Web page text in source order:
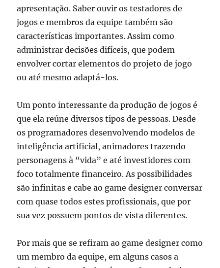
apresentação. Saber ouvir os testadores de
jogos e membros da equipe também são
características importantes. Assim como
administrar decisões difíceis, que podem
envolver cortar elementos do projeto de jogo
ou até mesmo adaptá-los.
Um ponto interessante da produção de jogos é
que ela reúne diversos tipos de pessoas. Desde
os programadores desenvolvendo modelos de
inteligência artificial, animadores trazendo
personagens à “vida” e até investidores com
foco totalmente financeiro. As possibilidades
são infinitas e cabe ao game designer conversar
com quase todos estes profissionais, que por
sua vez possuem pontos de vista diferentes.
Por mais que se refiram ao game designer como
um membro da equipe, em alguns casos a